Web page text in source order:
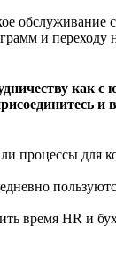
обслуживание
и
как с
и
процессы для
время HR и